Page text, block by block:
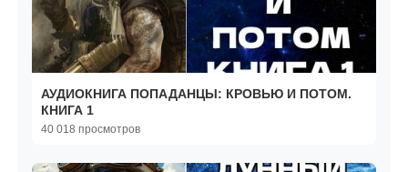
АУДИОКНИГА ПОПАДАНЦЫ: КРОВЬЮ И ПОТОМ.
КНИГА 1
40 018 просмотров